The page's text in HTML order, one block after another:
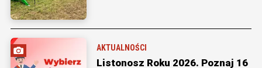
AKTUALNOŚCI
Listonosz Roku 2026. Poznaj 16